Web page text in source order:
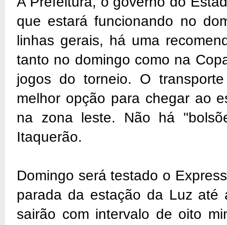
que estará funcionando no
linhas gerais, há uma
tanto no domingo como na
jogos do torneio. O
melhor opção para chegar ao
na zona leste. Não há
Itaquerão.
Domingo será testado o
parada da estação da Luz até
sairão com intervalo de oito